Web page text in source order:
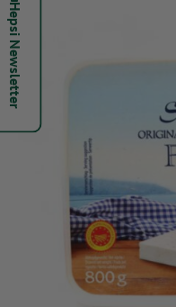
Hepsi Newsletter